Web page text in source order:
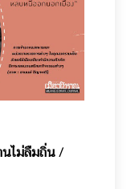
นไม่ลืมถิ่น /